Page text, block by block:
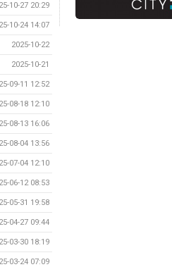
10-27 20:29
10-24 14:07
2025-10-22
2025-10-21
09-11 12:52
08-18 12:10
08-13 16:06
08-04 13:56
07-04 12:10
06-12 08:53
05-31 19:58
04-27 09:44
03-30 18:19
03-24 07:09